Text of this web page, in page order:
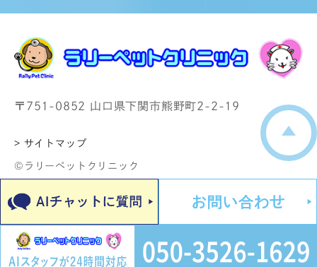
〒751-0852 山口県下関市熊野町2-2-19
> サイトマップ
©ラリーペットクリニック